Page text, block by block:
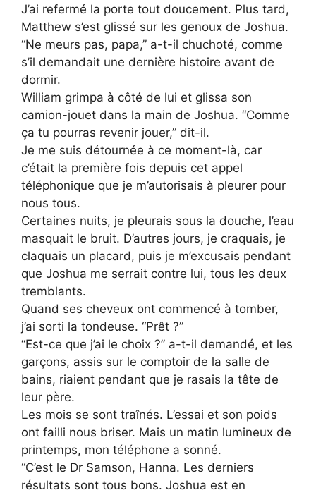
J’ai refermé la porte tout doucement. Plus tard,
Matthew s’est glissé sur les genoux de Joshua.
“Ne meurs pas, papa,” a-t-il chuchoté, comme
s’il demandait une dernière histoire avant de
dormir.
William grimpa à côté de lui et glissa son
camion-jouet dans la main de Joshua. “Comme
ça tu pourras revenir jouer,” dit-il.
Je me suis détournée à ce moment-là, car
c’était la première fois depuis cet appel
téléphonique que je m’autorisais à pleurer pour
nous tous.
Certaines nuits, je pleurais sous la douche, l’eau
masquait le bruit. D’autres jours, je craquais, je
claquais un placard, puis je m’excusais pendant
que Joshua me serrait contre lui, tous les deux
tremblants.
Quand ses cheveux ont commencé à tomber,
j’ai sorti la tondeuse. “Prêt ?”
“Est-ce que j’ai le choix ?” a-t-il demandé, et les
garçons, assis sur le comptoir de la salle de
bains, riaient pendant que je rasais la tête de
leur père.
Les mois se sont traînés. L’essai et son poids
ont failli nous briser. Mais un matin lumineux de
printemps, mon téléphone a sonné.
“C’est le Dr Samson, Hanna. Les derniers
résultats sont tous bons. Joshua est en